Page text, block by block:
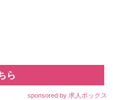
ら
sponsored by 求人ボックス